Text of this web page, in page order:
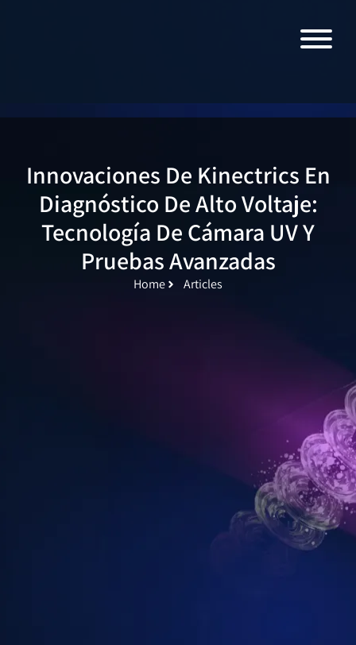
Innovaciones De Kinectrics En
Diagnóstico De Alto Voltaje:
Tecnología De Cámara UV Y
Pruebas Avanzadas
Home Articles